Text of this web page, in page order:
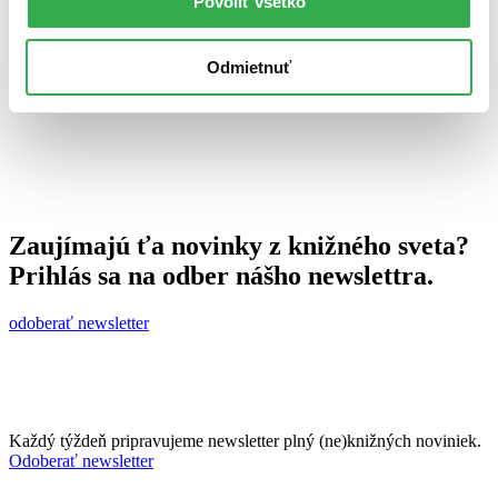
Odmietnuť
Zaujímajú ťa novinky z knižného sveta?
Prihlás sa na odber nášho newslettra.
odoberať newsletter
Každý týždeň pripravujeme newsletter plný (ne)knižných noviniek.
Odoberať newsletter